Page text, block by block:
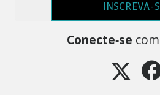
INSCREVA-
Conecte‑se